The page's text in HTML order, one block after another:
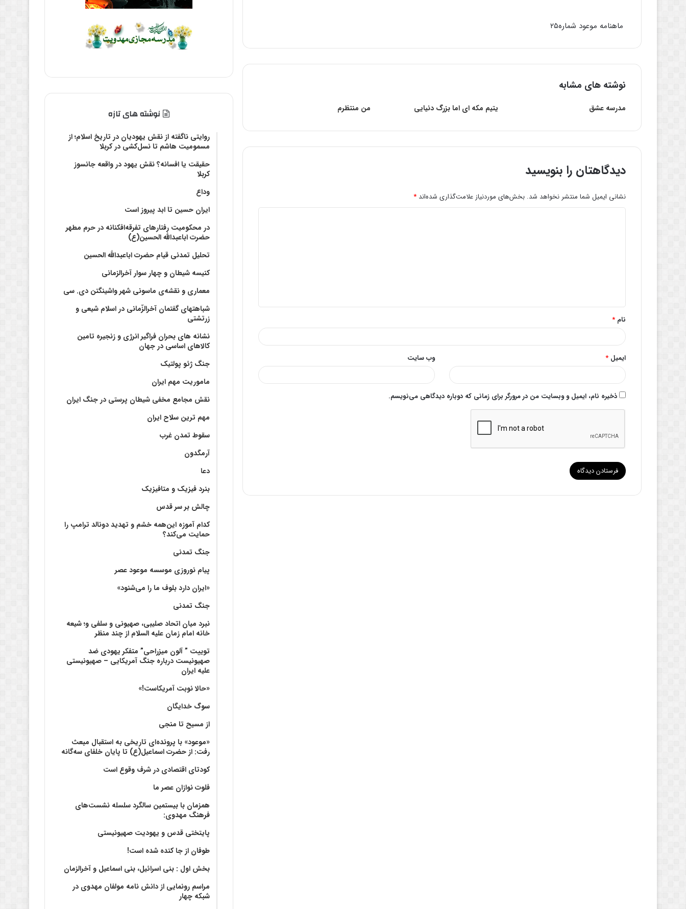
ماهنامه موعود شماره۲۵
نوشته های مشابه
مدرسه عشق یتیم مکه ای اما بزرگ دنیایی من منتظرم
دیدگاهتان را بنویسید
نشانی ایمیل شما منتشر نخواهد شد. بخش‌های موردنیاز علامت‌گذاری شده‌اند *
*
نام *
ایمیل * وب‌ سایت
ذخیره نام، ایمیل و وبسایت من در مرورگر برای زمانی که دوباره دیدگاهی می‌نویسم.
نوشته های تازه
روایتی ناگفته از نقش یهودیان در تاریخ اسلام؛ از
مسمومیت هاشم تا نسل‌کشی در کربلا
حقیقت یا افسانه؟‌ نقش یهود در واقعه جانسوز
کربلا
وداع
ایران حسین تا ابد پیروز است
در محکومیت رفتارهای تفرقه‌افکنانه در حرم مطهر
حضرت اباعبدالله الحسین(ع)
تحلیل تمدنی قیام حضرت اباعبدالله الحسین
کنیسه شیطان و چهار سوار آخرالزمانی
معماری و نقشه‌ی ماسونی شهر واشينگتن دی. سی
شباهتهای گفتمان آخر‌الزّمانی در اسلام شیعی و
زرتشتی
نشانه های بحران فراگیر انرژی و زنجیره تامین
کالاهای اساسی در جهان
جنگ ژئو پولتیک
ماموریت مهم ایران
نقش مجامع مخفی شیطان پرستی در جنگ ایران
مهم ترین سلاح ایران
سقوط تمدن غرب
آرمگدون
دعا
بنرد فیزیک و متافیزیک
چالش بر سر قدس
کدام آموزه این‌همه خشم و تهدید دونالد ترامپ را
حمایت می‌کند؟
جنگ تمدنی
پیام نوروزی موسسه موعود عصر
«ایران دارد بلوف ما را می‌شنود»
جنگ تمدنی
نبرد میان اتحاد صلیبی، صهیونی و سلفی و؛ شیعه
خانه امام زمان علیه السلام از چند منظر
توییت ” آلون میزراحی” متفکر یهودی ضد
صهیونیست درباره جنگ آمریکایی – صهیونیستی
علیه ایران
«حالا نوبت آمریکاست!»
سوگ خدایگان
از مسیح تا منجی
«موعود» با پرونده‌ای تاریخی به استقبال مبعث
رفت: از حضرت اسماعیل(ع) تا پایان خلفای سه‌گانه
کودتای اقتصادی در شرف وقوع است
فلوت نوازان عصر ما
همزمان با بیستمین سالگرد سلسله نشست‌های
فرهنگ مهدوی:‌
پایتختی قدس و یهودیت صهیونیستی
طوفان از جا کنده شده است!
بخش اول : بنی اسرائیل، بنی اسماعیل و آخرالزمان
مراسم رونمایی از دانش نامه مولفان مهدوی در
شبکه چهار